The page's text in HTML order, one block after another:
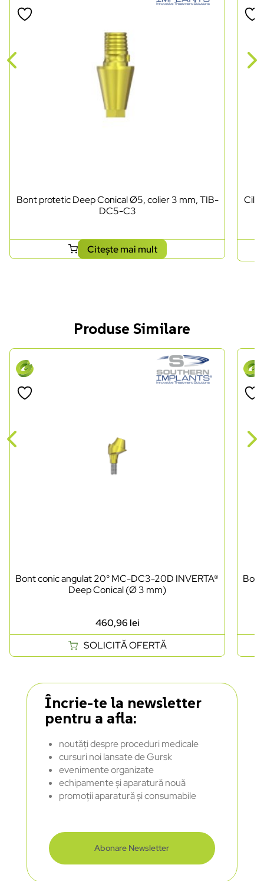
Bont protetic Deep Conical Ø5, colier 3 mm, TIB-
DC5-C3
Citește mai mult
Produse Similare
Bont conic angulat 20° MC-DC3-20D INVERTA®
Deep Conical (Ø 3 mm)
460,96 lei
SOLICITĂ OFERTĂ
Încrie-te la newsletter
pentru a afla:
noutăți despre proceduri medicale
cursuri noi lansate de Gursk
evenimente organizate
echipamente și aparatură nouă
promoții aparatură și consumabile
Abonare Newsletter